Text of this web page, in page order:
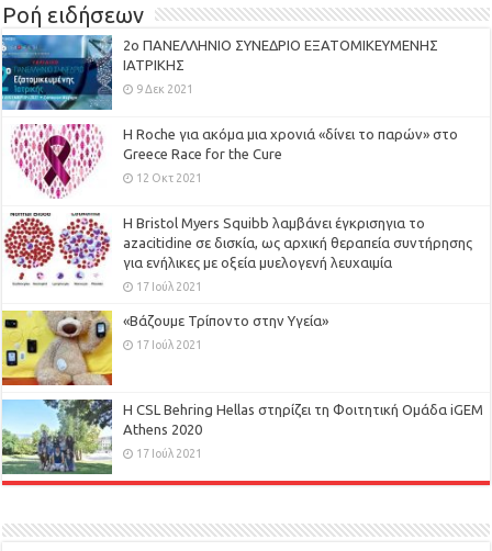
Ροή ειδήσεων
2ο ΠΑΝΕΛΛΗΝΙΟ ΣΥΝΕΔΡΙΟ ΕΞΑΤΟΜΙΚΕΥΜΕΝΗΣ
ΙΑΤΡΙΚΗΣ
9 Δεκ 2021
H Roche για ακόμα μια χρονιά «δίνει το παρών» στο
Greece Race for the Cure
12 Οκτ 2021
Η Bristol Myers Squibb λαμβάνει έγκρισηγια το
azacitidine σε δισκία, ως αρχική θεραπεία συντήρησης
για ενήλικες με οξεία μυελογενή λευχαιμία
17 Ιούλ 2021
«Βάζουμε Τρίποντο στην Υγεία»
17 Ιούλ 2021
H CSL Behring Hellas στηρίζει τη Φοιτητική Ομάδα iGEM
Athens 2020
17 Ιούλ 2021